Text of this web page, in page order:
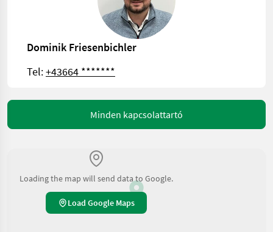
Dominik Friesenbichler
Tel:+43664 *******
Minden kapcsolattartó
Loading the map will send data to Google.
Load Google Maps